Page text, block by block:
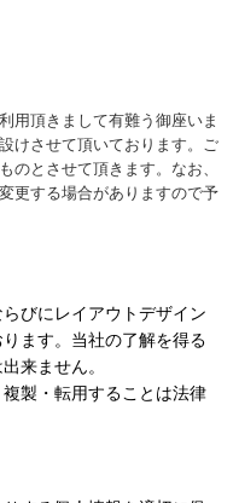
用頂きまして有難う御座いま
けさせて頂いております。ご
とさせて頂きます。なお、
更する場合がありますので予
びにレイアウトデザイン
ます。当社の了解を得る
来ません。
製・転用することは法律